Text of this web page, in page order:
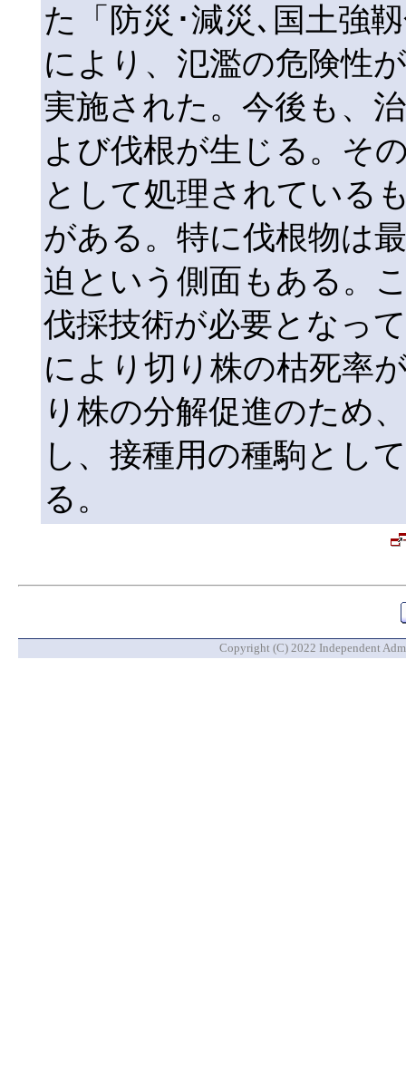
た「防災･減災､国土強
により、氾濫の危険性
実施された。今後も、
よび伐根が生じる。そ
として処理されている
がある。特に伐根物は
迫という側面もある。
伐採技術が必要となっ
により切り株の枯死率
り株の分解促進のため
し、接種用の種駒とし
る。
Copyright (C) 2022 Independent